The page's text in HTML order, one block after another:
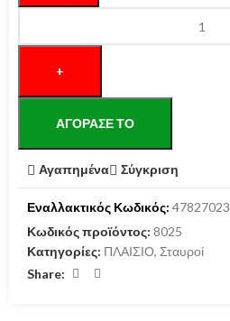
ΑΓΌΡΑΣΕ ΤΟ
Αγαπημένα Σύγκριση
Εναλλακτικός Κωδικός: 47827023
Κωδικός προϊόντος: 8025
Κατηγορίες: ΠΛΑΙΣΙΟ, Σταυροί
Share: